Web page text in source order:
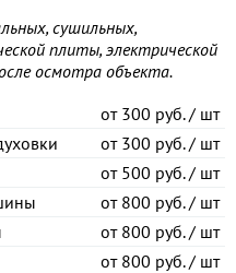
сушильных,
плиты, электрической
осмотра объекта.
от300 руб. / шт
от300 руб. / шт
от500 руб. / шт
от800 руб. / шт
от800 руб. / шт
от800 руб. / шт